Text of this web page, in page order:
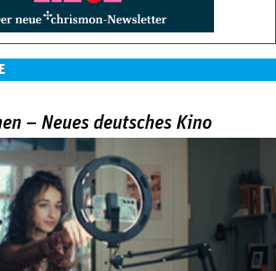
– Neues deutsches Kino